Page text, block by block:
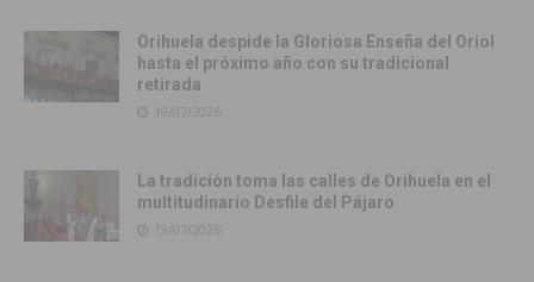
Orihuela despide la Gloriosa Enseña del Oriol
hasta el próximo año con su tradicional
retirada
19/07/2026
La tradición toma las calles de Orihuela en el
multitudinario Desfile del Pájaro
19/07/2026